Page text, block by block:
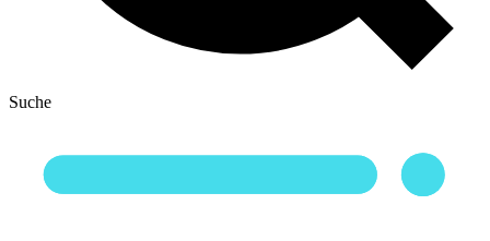
Suche